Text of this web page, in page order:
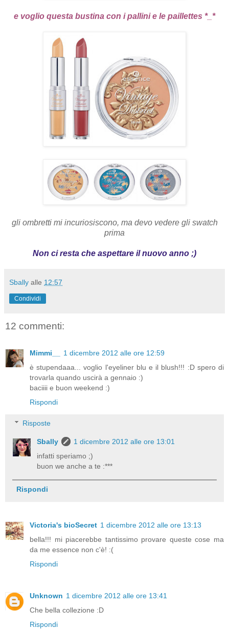
e voglio questa bustina con i pallini e le paillettes *_*
gli ombretti mi incuriosiscono, ma devo vedere gli swatch
prima
Non ci resta che aspettare il nuovo anno ;)
Sbally alle 12:57
Condividi
12 commenti:
Mimmi__
1 dicembre 2012 alle ore 12:59
è stupendaaa... voglio l'eyeliner blu e il blush!!! :D spero di
trovarla quando uscirà a gennaio :)
baciiii e buon weekend :)
Rispondi
Risposte
Sbally
1 dicembre 2012 alle ore 13:01
infatti speriamo ;)
buon we anche a te :***
Rispondi
Victoria's bioSecret 1 dicembre 2012 alle ore 13:13
bella!!! mi piacerebbe tantissimo provare queste cose ma
da me essence non c'è! :(
Rispondi
Unknown 1 dicembre 2012 alle ore 13:41
Che bella collezione :D
Rispondi